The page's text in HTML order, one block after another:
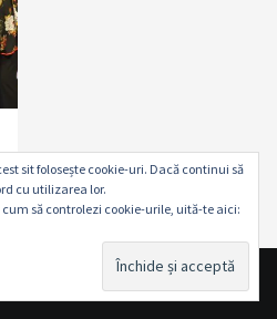
sit folosește cookie-uri. Dacă continui să
cu utilizarea lor.
să controlezi cookie-urile, uită-te aici: